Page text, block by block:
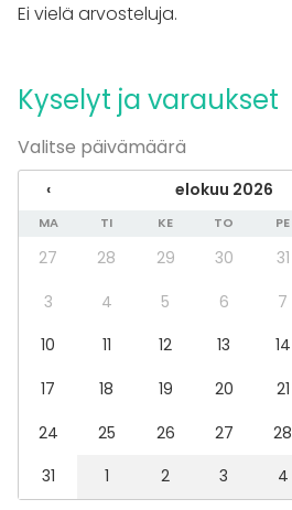
Illallinen / lounas
Seminaari / konferenssi
Messut
Esitys / näytös
Virkistystilaisuus
Mökkireissu / retriitti
Elämys / aktiviteetti
Pikkujoulut
Tilatyypit
Maatila
Ulkoilu
Ei vielä arvosteluja.
Kyselyt ja varaukset
Valitse päivämäärä
‹ elokuu 2026
MA TI KE TO PE
27 28 29 30 31
3
4 5 6 7
10
11 12 13 14
17
18 19 20 21
24
25 26 27 28
31
1 2 3 4